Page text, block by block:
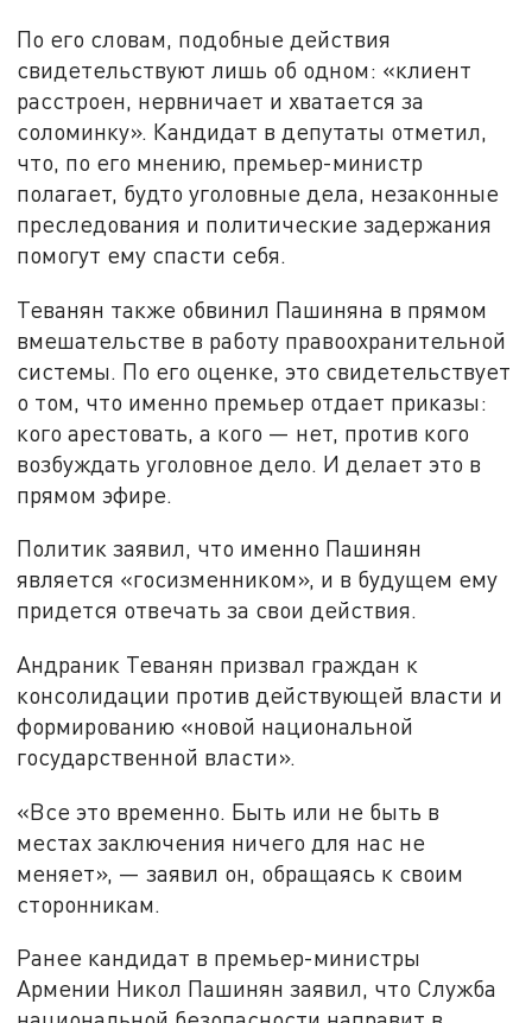
По его словам, подобные действия
свидетельствуют лишь об одном: «клиент
расстроен, нервничает и хватается за
соломинку». Кандидат в депутаты отметил,
что, по его мнению, премьер-министр
полагает, будто уголовные дела, незаконные
преследования и политические задержания
помогут ему спасти себя.
Теванян также обвинил Пашиняна в прямом
вмешательстве в работу правоохранительной
системы. По его оценке, это свидетельствует
о том, что именно премьер отдает приказы:
кого арестовать, а кого — нет, против кого
возбуждать уголовное дело. И делает это в
прямом эфире.
Политик заявил, что именно Пашинян
является «госизменником», и в будущем ему
придется отвечать за свои действия.
Андраник Теванян призвал граждан к
консолидации против действующей власти и
формированию «новой национальной
государственной власти».
«Все это временно. Быть или не быть в
местах заключения ничего для нас не
меняет», — заявил он, обращаясь к своим
сторонникам.
Ранее кандидат в премьер-министры
Армении Никол Пашинян заявил, что Служба